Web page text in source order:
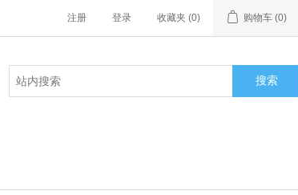
注册 登录 收藏夹 (0) 购物车 (0)
搜索